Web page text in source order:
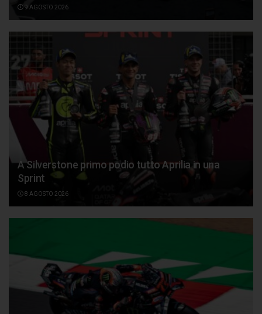
9 AGOSTO 2026
A Silverstone primo podio tutto Aprilia in una
Sprint
8 AGOSTO 2026